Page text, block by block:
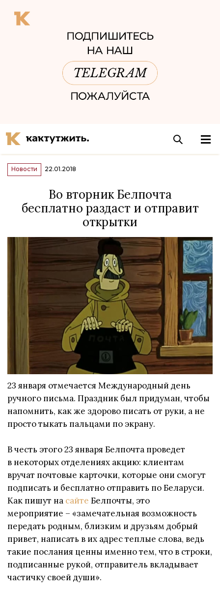
Новости 22.01.2018
Во вторник Белпочта
бесплатно раздаст и отправит
открытки
23 января отмечается Международный день
ручного письма. Праздник был придуман, чтобы
напомнить, как же здорово писать от руки, а не
просто тыкать пальцами по экрану.
В честь этого 23 января Белпочта проведет
в некоторых отделениях акцию: клиентам
вручат почтовые карточки, которые они смогут
подписать и бесплатно отправить по Беларуси.
Как пишут на сайте Белпочты, это
мероприятие – «замечательная возможность
передать родным, близким и друзьям добрый
привет, написать в их адрес теплые слова, ведь
такие послания ценны именно тем, что в строки,
подписанные рукой, отправитель вкладывает
частичку своей души».